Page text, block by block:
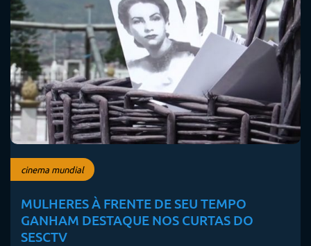
cinema mundial
MULHERES À FRENTE DE SEU TEMPO
GANHAM DESTAQUE NOS CURTAS DO
SESCTV